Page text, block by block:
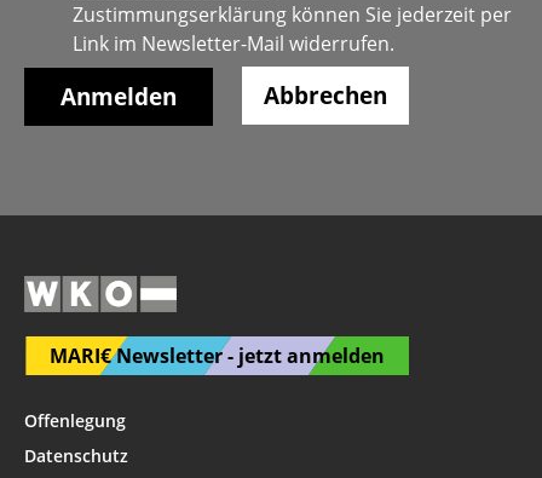
Zustimmungserklärung können Sie jederzeit per
Link im Newsletter-Mail widerrufen.
Abbrechen
MARI€ Newsletter - jetzt anmelden
Offenlegung
Datenschutz